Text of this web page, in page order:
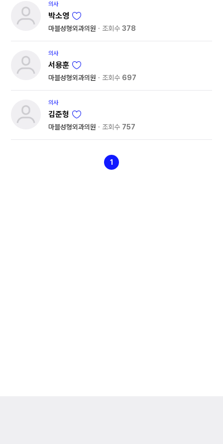
의사
박소영
마블성형외과의원 조회수 378
의사
서용훈
마블성형외과의원 조회수 697
의사
김준형
마블성형외과의원 조회수 757
1